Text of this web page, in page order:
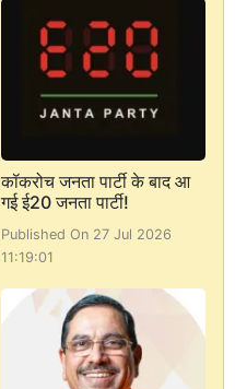
कॉकरोच जनता पार्टी के बाद आ
गई ई20 जनता पार्टी!
Published On 27 Jul 2026
11:19:01